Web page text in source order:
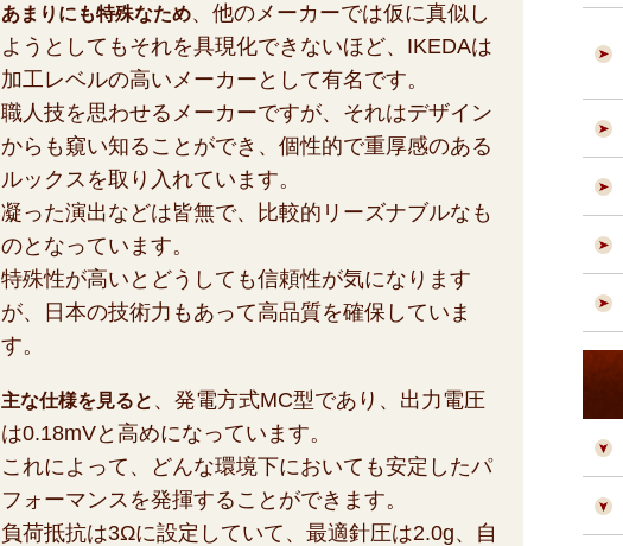
あまりにも特殊なため、他のメーカーでは仮に真似し
ようとしてもそれを具現化できないほど、IKEDAは
加工レベルの高いメーカーとして有名です。
職人技を思わせるメーカーですが、それはデザイン
からも窺い知ることができ、個性的で重厚感のある
ルックスを取り入れています。
凝った演出などは皆無で、比較的リーズナブルなも
のとなっています。
特殊性が高いとどうしても信頼性が気になります
が、日本の技術力もあって高品質を確保していま
す。
主な仕様を見ると 、発電方式MC型であり、出力電圧
は0.18mVと高めになっています。
これによって、どんな環境下においても安定したパ
フォーマンスを発揮することができます。
負荷抵抗は3Ωに設定していて、最適針圧は2.0g、自